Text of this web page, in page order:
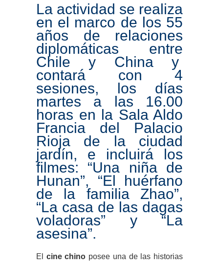
La actividad se realiza
en el marco de los 55
años de relaciones
diplomáticas entre
Chile y China y
contará con 4
sesiones, los días
martes a las 16.00
horas en la Sala Aldo
Francia del Palacio
Rioja de la ciudad
jardín, e incluirá los
filmes: “Una niña de
Hunan”, “El huérfano
de la familia Zhao”,
“La casa de las dagas
voladoras” y “La
asesina”.
El cine chino posee una de las historias